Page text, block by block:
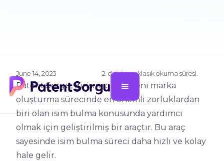
June 14, 2023 2 dakika yaklaşık okuma süresi.
Patent Sorgu, girişimcilerin yeni marka
oluşturma sürecinde en önemli zorluklardan
biri olan isim bulma konusunda yardımcı
olmak için geliştirilmiş bir araçtır. Bu araç
sayesinde isim bulma süreci daha hızlı ve kolay
hale gelir.